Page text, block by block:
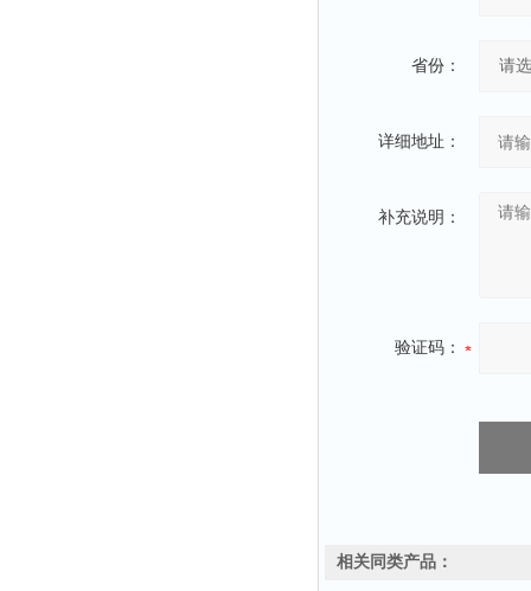
省份：
详细地址：
补充说明：
验证码：
相关同类产品：